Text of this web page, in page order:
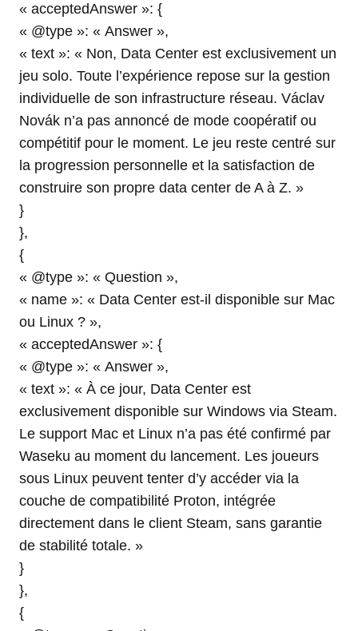
« acceptedAnswer »: {
« @type »: « Answer »,
« text »: « Non, Data Center est exclusivement un
jeu solo. Toute l’expérience repose sur la gestion
individuelle de son infrastructure réseau. Václav
Novák n’a pas annoncé de mode coopératif ou
compétitif pour le moment. Le jeu reste centré sur
la progression personnelle et la satisfaction de
construire son propre data center de A à Z. »
}
},
{
« @type »: « Question »,
« name »: « Data Center est-il disponible sur Mac
ou Linux ? »,
« acceptedAnswer »: {
« @type »: « Answer »,
« text »: « À ce jour, Data Center est
exclusivement disponible sur Windows via Steam.
Le support Mac et Linux n’a pas été confirmé par
Waseku au moment du lancement. Les joueurs
sous Linux peuvent tenter d’y accéder via la
couche de compatibilité Proton, intégrée
directement dans le client Steam, sans garantie
de stabilité totale. »
}
},
{